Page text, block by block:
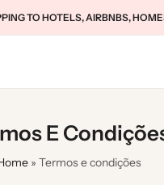
TO HOTELS, AIRBNBS,
E
» Termos e condições